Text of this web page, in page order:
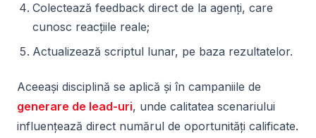
Colectează feedback direct de la agenți, care
cunosc reacțiile reale;
Actualizează scriptul lunar, pe baza rezultatelor.
Aceeași disciplină se aplică și în campaniile de
generare de lead-uri, unde calitatea scenariului
influențează direct numărul de oportunități calificate.